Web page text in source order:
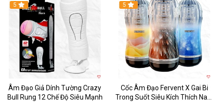
5
Âm Đạo Giả Dính Tường Crazy
Bull Rung 12 Chế Độ Siêu Mạnh
Hot
5
Cốc Âm Đạo Fervent X Gai Bi
Trong Suốt Siêu Kích Thích Nam